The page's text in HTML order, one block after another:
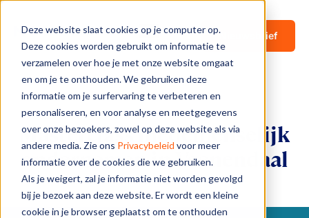
Deze website slaat cookies op je computer op.
Deze cookies worden gebruikt om informatie te
verzamelen over hoe je met onze website omgaat
en om je te onthouden. We gebruiken deze
informatie om je surfervaring te verbeteren en
personaliseren, en voor analyse en meetgegevens
over onze bezoekers, zowel op deze website als via
andere media. Zie ons Privacybeleid voor meer
informatie over de cookies die we gebruiken.
Als je weigert, zal je informatie niet worden gevolgd
bij je bezoek aan deze website. Er wordt een kleine
cookie in je browser geplaatst om te onthouden
Nieuwsbrief
Masterclass medemenselijk
ondernemen in Veenendaal